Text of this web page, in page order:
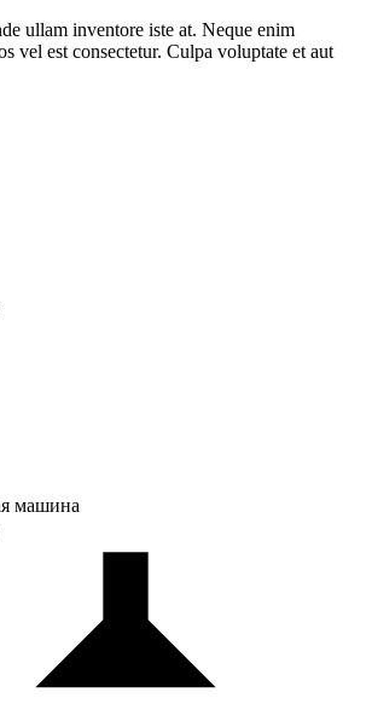
ullam inventore iste at. Neque enim
vel est consectetur. Culpa voluptate et aut
машина